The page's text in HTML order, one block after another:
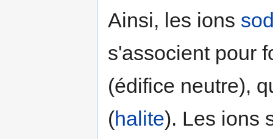
Ainsi, les ions
s'associent pour
(édifice neutre),
(halite). Les ions